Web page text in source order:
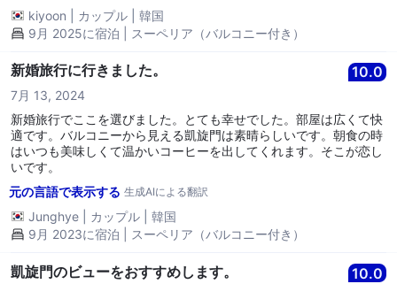
kiyoon カップル
韓国
9月 2025に宿泊 | スーペリア（バルコニー付き）
新婚旅行に行きました。 10.0
7月 13, 2024
新婚旅行でここを選びました。とても幸せでした。部屋は広くて快
適です。バルコニーから見える凱旋門は素晴らしいです。朝食の時
はいつも美味しくて温かいコーヒーを出してくれます。そこが恋し
いです。
元の言語で表示する 生成AIによる翻訳
Junghye カップル
韓国
9月 2023に宿泊 | スーペリア（バルコニー付き）
凱旋門のビューをおすすめします。 10.0